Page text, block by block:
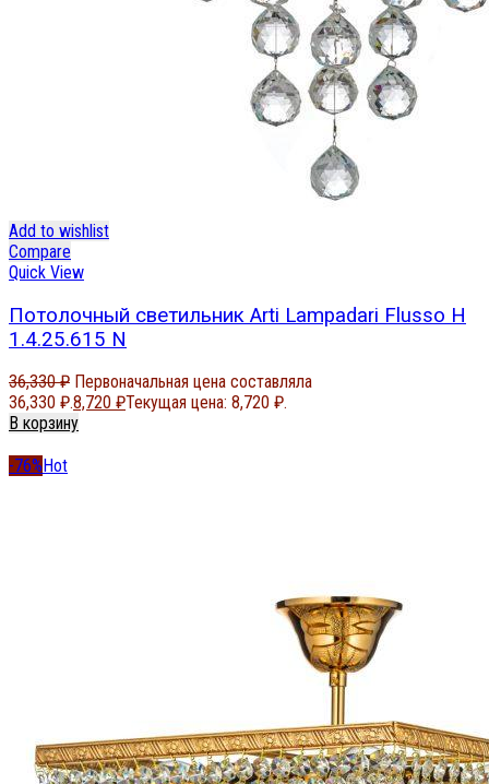
Add to wishlist
Compare
Quick View
Потолочный светильник Arti Lampadari Flusso H
1.4.25.615 N
36,330₽ Первоначальная цена составляла
36,330 ₽.8,720 ₽Текущая цена: 8,720 ₽.
В корзину
-76% Hot